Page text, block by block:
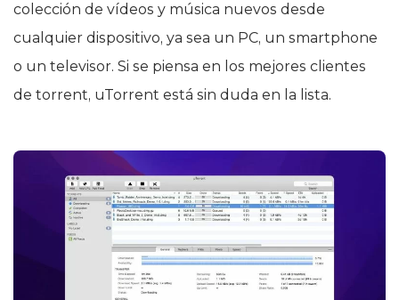
colección de vídeos y música nuevos desde
cualquier dispositivo, ya sea un PC, un smartphone
o un televisor. Si se piensa en los mejores clientes
de torrent, uTorrent está sin duda en la lista.